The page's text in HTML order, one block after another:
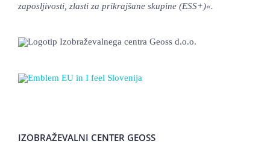
zaposljivosti, zlasti za prikrajšane skupine (ESS+)«.
IZOBRAŽEVALNI CENTER GEOSS